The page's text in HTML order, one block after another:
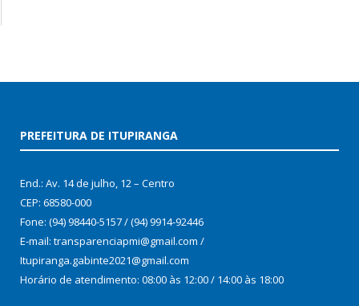
PREFEITURA DE ITUPIRANGA
End.: Av. 14 de julho, 12 – Centro
CEP: 68580-000
Fone: (94) 98440-5157 / (94) 9914-92446
E-mail: transparenciapmi@gmail.com /
Itupiranga.gabinte2021@gmail.com
Horário de atendimento: 08:00 às 12:00 / 14:00 às 18:00